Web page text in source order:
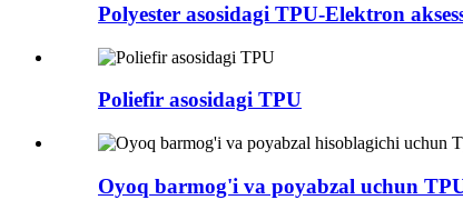
Polyester asosidagi TPU-Elektron
Poliefir asosidagi TPU
Oyoq barmog'i va poyabzal uchun